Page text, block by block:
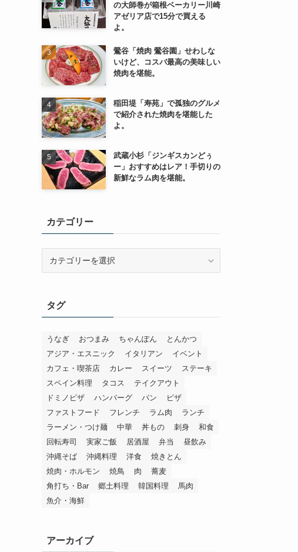
の大師巻が箱根ベーカリー川崎
アゼリア店で15分で買える
よ。
鶯谷「焼肉 鶯谷園」せわしな
いけど、コスパ最高の美味しい
焼肉を堪能。
稲田堤「寿苑」で孤独のグルメ
で紹介された焼肉を堪能した
よ。
武蔵小杉「ジンギスカンどぅ
ー」おすすめはレア！手切りの
新鮮なラム肉を堪能。
カテゴリー
ータグ
うなぎ おつまみ ちゃんぽん
とんかつ
アジア・エスニック
イタリアン
イベント
カフェ・喫茶店
カレー スイーツ
ステーキ
スペイン料理
タコス
テイクアウト
ドミノピザ
ハンバーグ パン
ピザ
ファストフード
フレンチ ラム肉
ランチ
ラーメン・つけ麺
中華 丼もの 刺身
和食
回転寿司
実家ご飯 居酒屋 弁当
昼飲み
沖縄そば
沖縄料理 洋食
焼きとん
焼肉・ホルモン
焼鳥 肉
蕎麦
角打ち・Bar
郷土料理 韓国料理
馬肉
魚介・海鮮
アーカイブ